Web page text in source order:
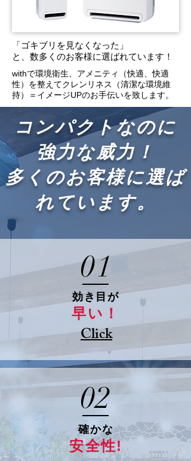
「ゴキブリを見なくなった」
​と、数多くのお客様に選ばれています！
withで環境衛生、アメニティ（快適、快適
性）を整えてクレンリネス（清潔な環境維
持）＝イメージUPのお手伝いを致します。
コンパクトなのに
強力な威力！
​多くのお客様に選ば
れています。
01
効き目が
早い！
Click
02
​確かな
安全性!